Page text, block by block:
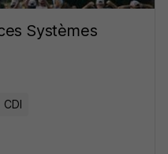
Systèmes
CDI